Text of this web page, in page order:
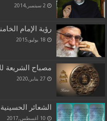
2 سبتمبر,2014
رؤية الإمام
18 يوليو,2015
مصباح الشريعة
27 يناير,2020
الشعائر الحسينية
10 أغسطس,2017